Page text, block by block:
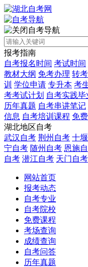
自考导航
报考指南
自考报名时间 考试时间
教材大纲 免考办理 转
训 学位申请 专升本 考
考考试计划 自考实践毕
历年真题 自考串讲笔记
信息 自考培训课程 免
湖北地区自考
武汉自考 荆州自考 十
宁自考 随州自考 恩施
自考 潜江自考 天门自考
网站首页
报考动态
自考专业
自考院校
免费课程
考场查询
成绩查询
自考问答
历年真题